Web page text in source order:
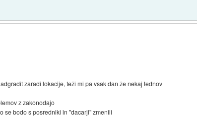
zaradi lokacije, teži mi pa vsak dan že nekaj tednov
z zakonodajo
se bodo s posredniki in "dacarji" zmenili